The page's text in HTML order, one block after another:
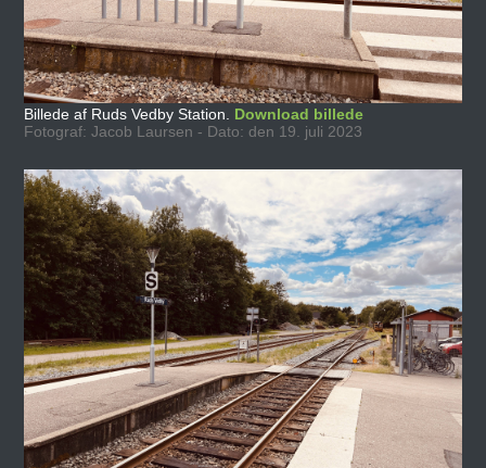
Billede af Ruds Vedby Station. Download billede
Fotograf: Jacob Laursen - Dato: den 19. juli 2023